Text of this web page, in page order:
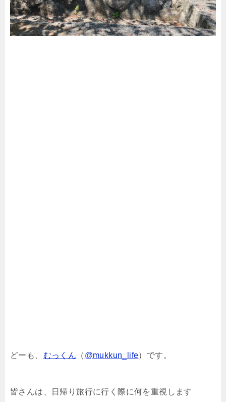
どーも、 むっくん （ @mukkun_life）です。
皆さんは、日帰り旅行に行く際に何を重視します